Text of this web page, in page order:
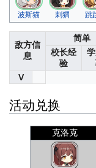
波斯猫 刺猬 跳
敌方信
息
简单
校长经
验
V
活动兑换
克洛克